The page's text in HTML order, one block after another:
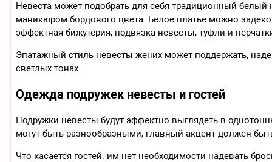
Невеста может подобрать для себя традиционный белый
маникюром бордового цвета. Белое платье можно
эффектная бижутерия, подвязка невесты, туфли и
Эпатажный стиль невесты жених может поддержать,
светлых тонах.
Одежда подружек невесты и гостей
Подружки невесты будут эффектно выглядеть в
могут быть разнообразными, главный акцент должен
Что касается гостей: им нет необходимости надевать